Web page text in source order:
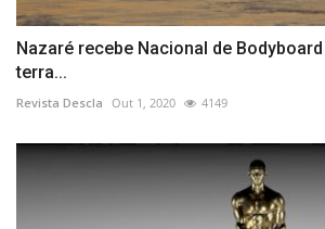
Nazaré recebe Nacional de
terra...
Revista Descla Out 1, 2020 4149